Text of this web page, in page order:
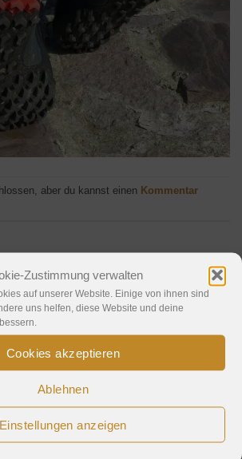
Zustimmung verwalten
auf unserer Website. Einige von ihnen sind
uns helfen, diese Website und deine
Cookies akzeptieren
Ablehnen
Einstellungen anzeigen
aber du kannst einen Kommentar
Kommentar
wird nicht veröffentlicht.
sind mit*markiert